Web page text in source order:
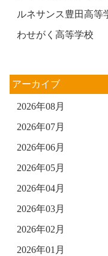
ルネサンス豊田高等
わせがく高等学校
アーカイブ
2026年08月
2026年07月
2026年06月
2026年05月
2026年04月
2026年03月
2026年02月
2026年01月